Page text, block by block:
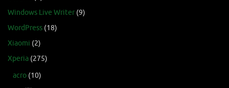
Windows Live Writer (9)
WordPress (18)
Xiaomi (2)
Xperia (275)
acro (10)